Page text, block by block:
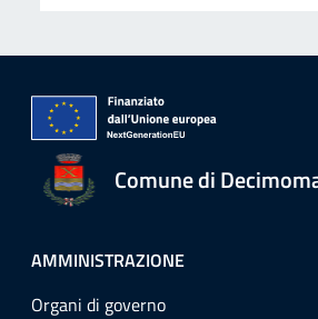
Comune di
AMMINISTRAZIONE
Organi di governo